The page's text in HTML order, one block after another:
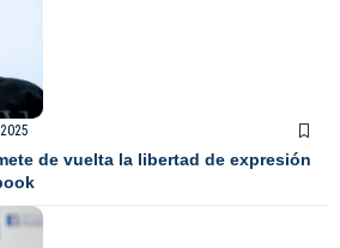
de vuelta la libertad de expresión